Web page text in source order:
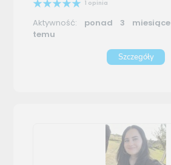
1 opinia
Aktywność: ponad 3 miesiące
temu
Szczegóły